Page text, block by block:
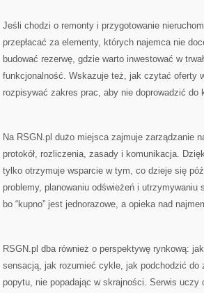
Jeśli chodzi o remonty i przygotowanie
przepłacać za elementy, których najemca nie
budować rezerwę, gdzie warto inwestować w
funkcjonalność. Wskazuje też, jak czytać oferty
rozpisywać zakres prac, aby nie doprowadzić do
Na RSGN.pl dużo miejsca zajmuje zarządzanie
protokół, rozliczenia, zasady i komunikacja.
tylko otrzymuje wsparcie w tym, co dzieje się
problemy, planowaniu odświeżeń i utrzymywaniu
bo “kupno” jest jednorazowe, a opieka nad
RSGN.pl dba również o perspektywę rynkową:
sensacją, jak rozumieć cykle, jak podchodzić
popytu, nie popadając w skrajności. Serwis uczy